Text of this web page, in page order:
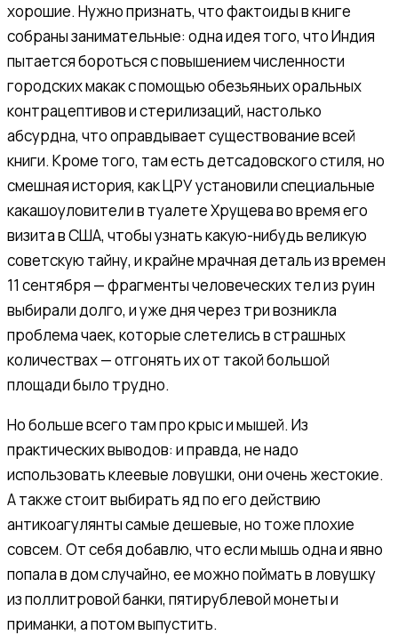
хорошие. Нужно признать, что фактоиды в книге
собраны занимательные: одна идея того, что Индия
пытается бороться с повышением численности
городских макак с помощью обезьяньих оральных
контрацептивов и стерилизаций, настолько
абсурдна, что оправдывает существование всей
книги. Кроме того, там есть детсадовского стиля, но
смешная история, как ЦРУ установили специальные
какашоуловители в туалете Хрущева во время его
визита в США, чтобы узнать какую-нибудь великую
советскую тайну, и крайне мрачная деталь из времен
11 сентября — фрагменты человеческих тел из руин
выбирали долго, и уже дня через три возникла
проблема чаек, которые слетелись в страшных
количествах — отгонять их от такой большой
площади было трудно.
Но больше всего там про крыс и мышей. Из
практических выводов: и правда, не надо
использовать клеевые ловушки, они очень жестокие.
А также стоит выбирать яд по его действию
антикоагулянты самые дешевые, но тоже плохие
совсем. От себя добавлю, что если мышь одна и явно
попала в дом случайно, ее можно поймать в ловушку
из поллитровой банки, пятирублевой монеты и
приманки, а потом выпустить.